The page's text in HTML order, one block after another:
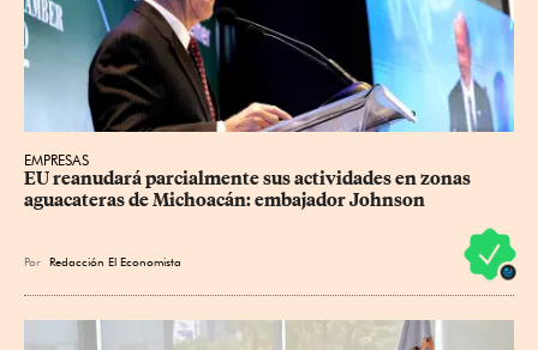
EMPRESAS
EU reanudará parcialmente sus actividades en zonas
aguacateras de Michoacán: embajador Johnson
Por Redacción El Economista